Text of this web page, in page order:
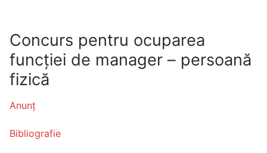
Concurs pentru ocuparea
funcției de manager – persoană
fizică
Anunț
Bibliografie